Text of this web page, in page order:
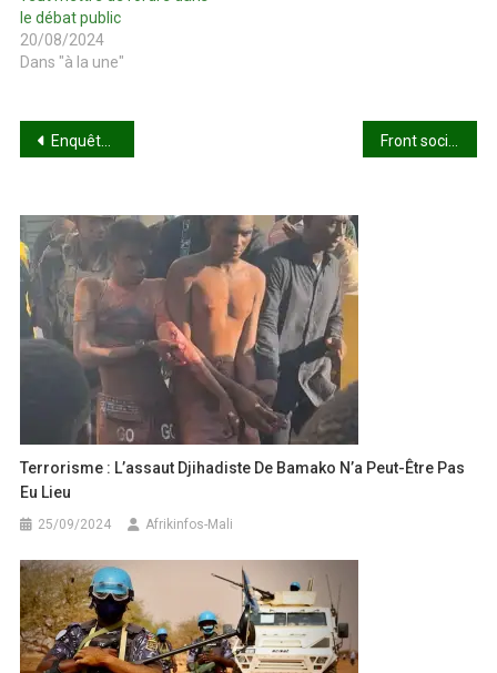
le débat public
20/08/2024
Dans "à la une"
Navigation
l’article
Enquête d’opinion de Mali Mètre : polémique autour des résultats Front social : la CDTM exige le respect de son cahier de doléances
Terrorisme : L’assaut Djihadiste De Bamako N’a Peut-Être Pas
Eu Lieu
25/09/2024 Afrikinfos-Mali